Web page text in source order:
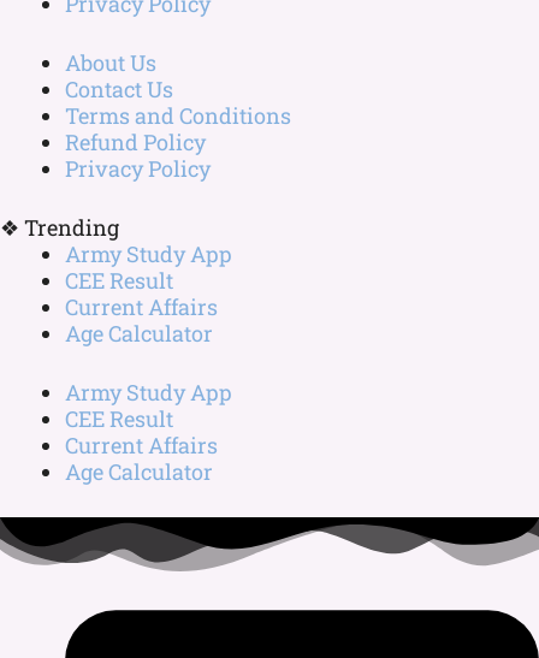
About Us
Contact Us
Terms and Conditions
Refund Policy
Privacy Policy
❖ Trending
Army Study App
CEE Result
Current Affairs
Age Calculator
Army Study App
CEE Result
Current Affairs
Age Calculator